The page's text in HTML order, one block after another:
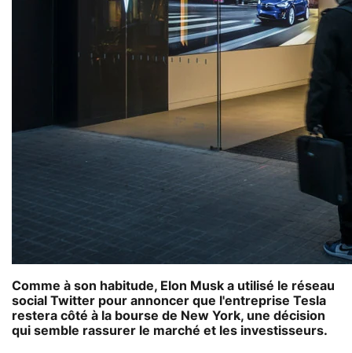
Comme à son habitude, Elon Musk a utilisé le réseau
social Twitter pour annoncer que l'entreprise Tesla
restera côté à la bourse de New York, une décision
qui semble rassurer le marché et les investisseurs.